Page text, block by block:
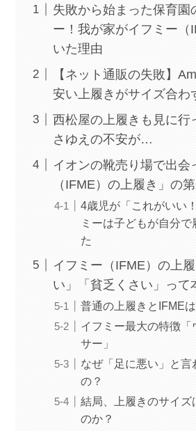
失敗から始まった保育園
ー！我が家がイフミー（
いた理由
【ネット通販の失敗】
安い上履きがサイズ合
西松屋の上履きも見に行
さゆえの不安が…
イオンの靴売り場で出会
（IFME）の上履き」の
4歳児が「これがいい
ミーは子どもが自分
た
イフミー（IFME）の上
い」「貧乏くさい」って
普通の上履きとIFME
イフミー最大の特徴「
サー」
なぜ「足に悪い」と言
の？
結局、上履きのサイズ
のか？